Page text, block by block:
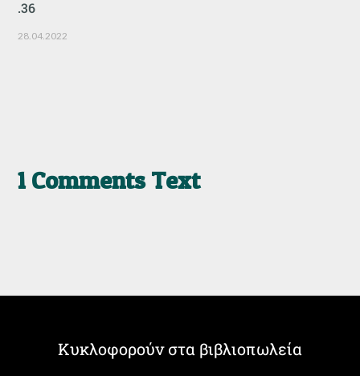
.36
28.04.2022
1 Comments Text
Κυκλοφορούν στα βιβλιοπωλεία